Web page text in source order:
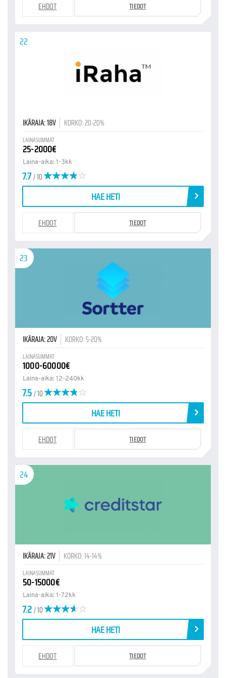
EHDOT TIEDOT
22
IKÄRAJA: 18V KORKO: 20-20%
LAINASUMMAT
25-2000€
Laina-aika: 1-3kk
7.7/ 10
HAE HETI
EHDOT TIEDOT
23
IKÄRAJA: 20V KORKO: 5-20%
LAINASUMMAT
1000-60000€
Laina-aika: 12-240kk
7.5/ 10
HAE HETI
EHDOT TIEDOT
24
IKÄRAJA: 21V KORKO: 14-14%
LAINASUMMAT
50-15000€
Laina-aika: 1-72kk
7.2/ 10
HAE HETI
EHDOT TIEDOT